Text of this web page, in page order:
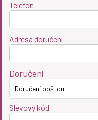
Telefon
Adresa doručení
Doručení
Doručení poštou
Slevový kód